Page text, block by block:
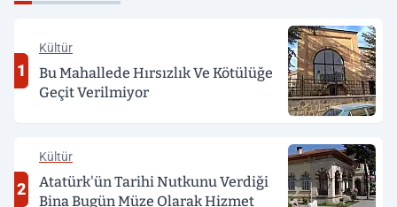
1
Kültür
Bu Mahallede Hırsızlık Ve Kötülüğe
Geçit Verilmiyor
2
Kültür
Atatürk'ün Tarihi Nutkunu Verdiği
Bina Bugün Müze Olarak Hizmet